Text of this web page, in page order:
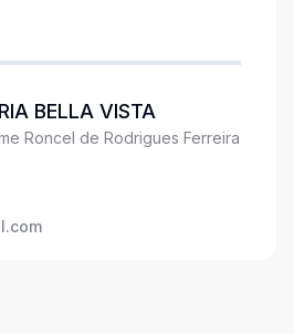
BELLA VISTA
Roncel de Rodrigues Ferreira